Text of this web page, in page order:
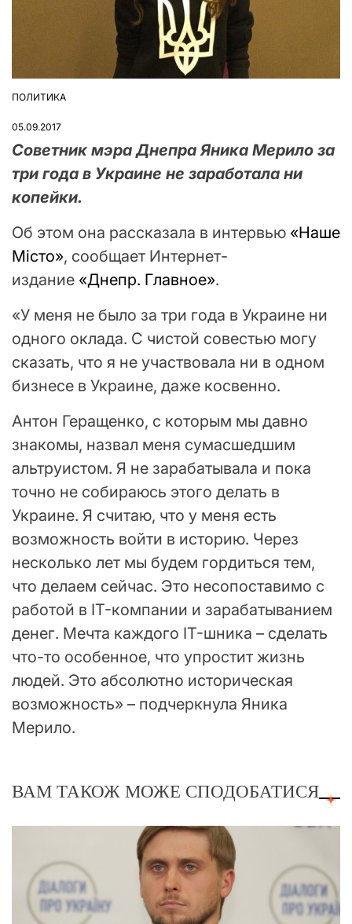
ОПУБЛІКУВАТИ
ПОЛИТИКА
05.09.2017
Советник мэра Днепра Яника Мерило за
три года в Украине не заработала ни
копейки.
Об этом она рассказала в интервью «Наше
Місто», сообщает Интернет-
издание «Днепр. Главное».
«У меня не было за три года в Украине ни
одного оклада. С чистой совестью могу
сказать, что я не участвовала ни в одном
бизнесе в Украине, даже косвенно.
Антон Геращенко, с которым мы давно
знакомы, назвал меня сумасшедшим
альтруистом. Я не зарабатывала и пока
точно не собираюсь этого делать в
Украине. Я считаю, что у меня есть
возможность войти в историю. Через
несколько лет мы будем гордиться тем,
что делаем сейчас. Это несопоставимо с
работой в IT-компании и зарабатыванием
денег. Мечта каждого IT-шника – сделать
что-то особенное, что упростит жизнь
людей. Это абсолютно историческая
возможность» – подчеркнула Яника
Мерило.
ВАМ ТАКОЖ МОЖЕ СПОДОБАТИСЯ